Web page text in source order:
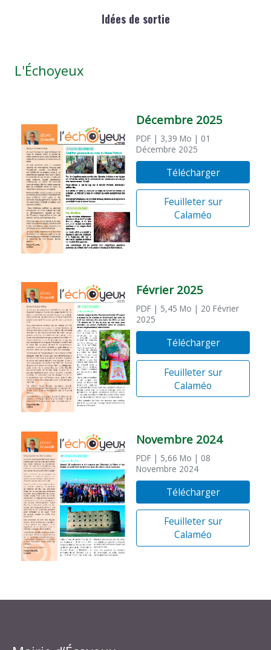
Idées de sortie
L'Échoyeux
Décembre 2025
PDF | 3,39 Mo | 01
Décembre 2025
Télécharger
Feuilleter sur
Calaméo
Février 2025
PDF | 5,45 Mo | 20 Février
2025
Télécharger
Feuilleter sur
Calaméo
Novembre 2024
PDF | 5,66 Mo | 08
Novembre 2024
Télécharger
Feuilleter sur
Calaméo